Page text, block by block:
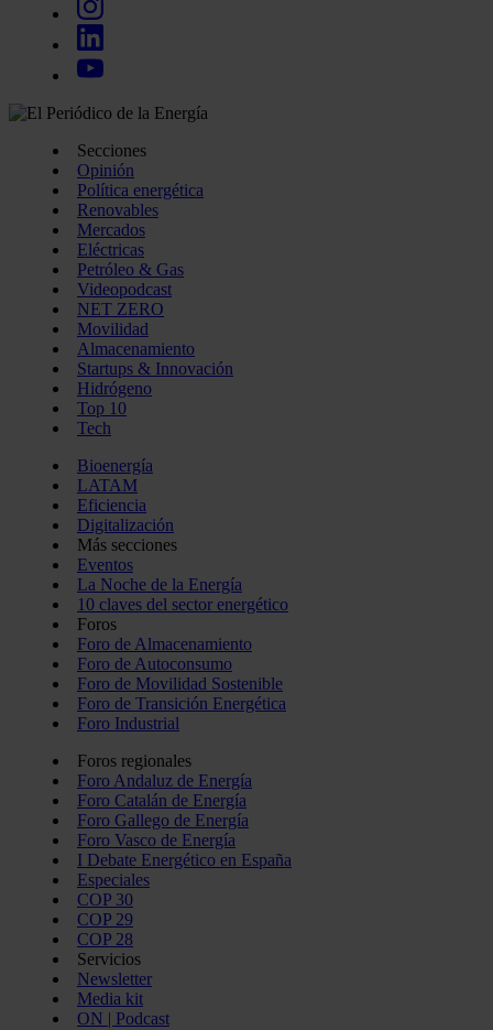
Secciones
Opinión
Política energética
Renovables
Mercados
Eléctricas
Petróleo & Gas
Videopodcast
NET ZERO
Movilidad
Almacenamiento
Startups & Innovación
Hidrógeno
Top 10
Tech
Bioenergía
LATAM
Eficiencia
Digitalización
Más secciones
Eventos
La Noche de la Energía
10 claves del sector energético
Foros
Foro de Almacenamiento
Foro de Autoconsumo
Foro de Movilidad Sostenible
Foro de Transición Energética
Foro Industrial
Foros regionales
Foro Andaluz de Energía
Foro Catalán de Energía
Foro Gallego de Energía
Foro Vasco de Energía
I Debate Energético en España
Especiales
COP 30
COP 29
COP 28
Servicios
Newsletter
Media kit
ON | Podcast